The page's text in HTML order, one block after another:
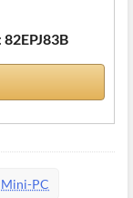
82EPJ83B
Mini-PC